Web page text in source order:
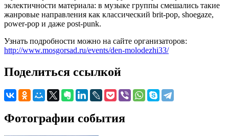
эклектичности материала: в музыке группы смешались такие
жанровые направления как классический brit-pop, shoegaze,
power-pop и даже post-punk.
Узнать подробности можно на сайте организаторов:
http://www.mosgorsad.ru/events/den-molodezhi33/
Поделиться ссылкой
Фотографии события